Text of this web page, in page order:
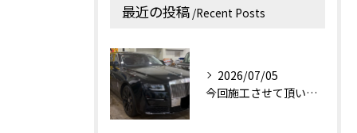
最近の投稿 Recent Posts
2026/07/05
今回施工させて頂いたお車はロールス・ロイス・ゴーストです！✨